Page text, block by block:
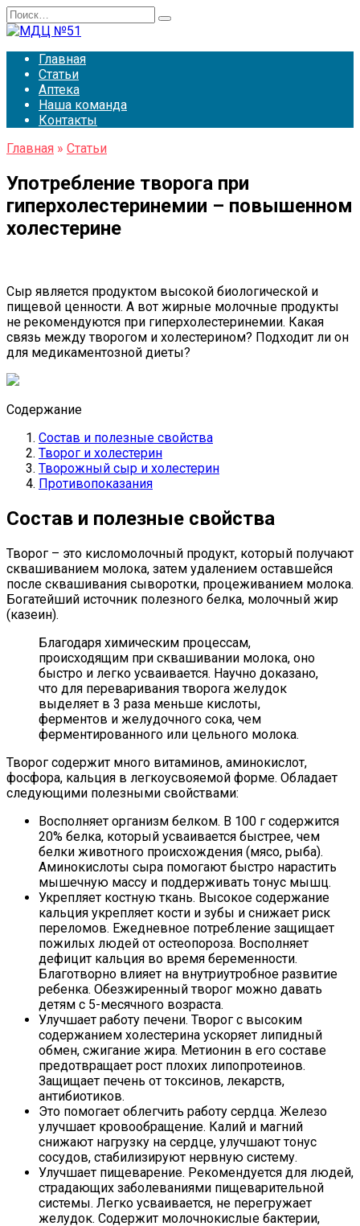
Перейти
к
Search
for:
Главная
Статьи
Аптека
Наша команда
Контакты
Главная » Статьи
Употребление творога при
гиперхолестеринемии – повышенном
холестерине
Сыр является продуктом высокой биологической и
пищевой ценности. А вот жирные молочные продукты
не рекомендуются при гиперхолестеринемии. Какая
связь между творогом и холестерином? Подходит ли он
для медикаментозной диеты?
Содержание
Состав и полезные свойства
Творог и холестерин
Творожный сыр и холестерин
Противопоказания
Состав и полезные свойства
Творог – это кисломолочный продукт, который получают
сквашиванием молока, затем удалением оставшейся
после сквашивания сыворотки, процеживанием молока.
Богатейший источник полезного белка, молочный жир
(казеин).
Благодаря химическим процессам,
происходящим при сквашивании молока, оно
быстро и легко усваивается. Научно доказано,
что для переваривания творога желудок
выделяет в 3 раза меньше кислоты,
ферментов и желудочного сока, чем
ферментированного или цельного молока.
Творог содержит много витаминов, аминокислот,
фосфора, кальция в легкоусвояемой форме. Обладает
следующими полезными свойствами:
Восполняет организм белком. В 100 г содержится
20% белка, который усваивается быстрее, чем
белки животного происхождения (мясо, рыба).
Аминокислоты сыра помогают быстро нарастить
мышечную массу и поддерживать тонус мышц.
Укрепляет костную ткань. Высокое содержание
кальция укрепляет кости и зубы и снижает риск
переломов. Ежедневное потребление защищает
пожилых людей от остеопороза. Восполняет
дефицит кальция во время беременности.
Благотворно влияет на внутриутробное развитие
ребенка. Обезжиренный творог можно давать
детям с 5-месячного возраста.
Улучшает работу печени. Творог с высоким
содержанием холестерина ускоряет липидный
обмен, сжигание жира. Метионин в его составе
предотвращает рост плохих липопротеинов.
Защищает печень от токсинов, лекарств,
антибиотиков.
Это помогает облегчить работу сердца. Железо
улучшает кровообращение. Калий и магний
снижают нагрузку на сердце, улучшают тонус
сосудов, стабилизируют нервную систему.
Улучшает пищеварение. Рекомендуется для людей,
страдающих заболеваниями пищеварительной
системы. Легко усваивается, не перегружает
желудок. Содержит молочнокислые бактерии,